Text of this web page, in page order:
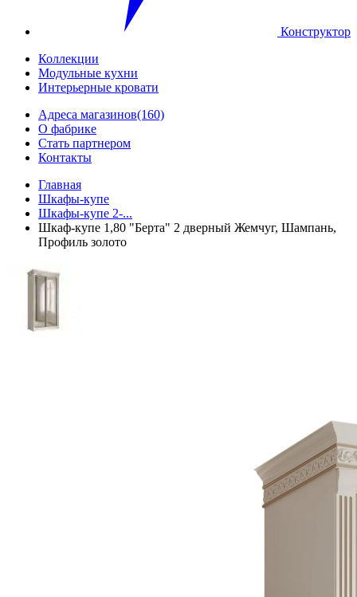
Конструктор
Коллекции
Модульные кухни
Интерьерные кровати
Адреса магазинов(160)
О фабрике
Стать партнером
Контакты
Главная
Шкафы-купе
Шкафы-купе 2-...
Шкаф-купе 1,80 "Берта" 2 дверный Жемчуг, Шампань,
Профиль золото